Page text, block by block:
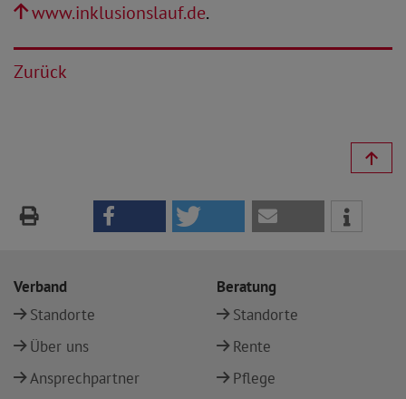
www.inklusionslauf.de.
Zurück
Verband
Standorte
Über uns
Ansprechpartner
Beratung
Standorte
Rente
Pflege